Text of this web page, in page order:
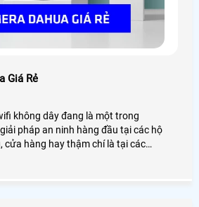
Giá Rẻ
không dây đang là một trong
pháp an ninh hàng đầu tại các hộ
cửa hàng hay thậm chí là tại các